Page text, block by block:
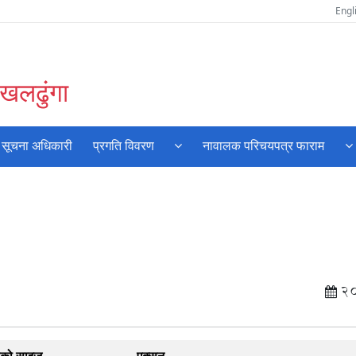
अधिकारी प्रगति विवरण नावालक परिचयपत्र फाराम